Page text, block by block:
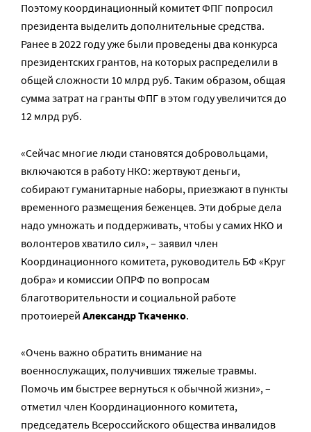
Поэтому координационный комитет ФПГ попросил
президента выделить дополнительные средства.
Ранее в 2022 году уже были проведены два конкурса
президентских грантов, на которых распределили в
общей сложности 10 млрд руб. Таким образом, общая
сумма затрат на гранты ФПГ в этом году увеличится до
12 млрд руб.
«Сейчас многие люди становятся добровольцами,
включаются в работу НКО: жертвуют деньги,
собирают гуманитарные наборы, приезжают в пункты
временного размещения беженцев. Эти добрые дела
надо умножать и поддерживать, чтобы у самих НКО и
волонтеров хватило сил», – заявил член
Координационного комитета, руководитель БФ «Круг
добра» и комиссии ОПРФ по вопросам
благотворительности и социальной работе
протоиерей Александр Ткаченко.
«Очень важно обратить внимание на
военнослужащих, получивших тяжелые травмы.
Помочь им быстрее вернуться к обычной жизни», –
отметил член Координационного комитета,
председатель Всероссийского общества инвалидов